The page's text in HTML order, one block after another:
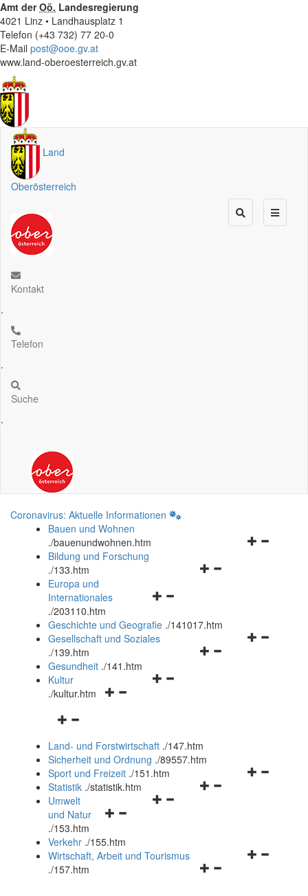
Amt derOö. Landesregierung
4021 Linz • Landhausplatz 1
Telefon (+43 732) 77 20-0
E-Mail post@ooe.gv.at
www.land-oberoesterreich.gv.at
Land
Oberösterreich
Kontakt
.
Telefon
.
Suche
.
Coronavirus: Aktuelle Informationen
Bauen und Wohnen
./bauenundwohnen.htm
Navigationsmenü
Bildung und Forschung
./133.htm
Navigationsmenü
und
schließen
Europa und
Internationales
./203110.htm
Geschichte und Geografie ./141017.htm
Navigationsmenü
Gesellschaft und Soziales
./139.htm
Navigationsmenü
Gesundheit ./141.htm
Navigationsmenü
Kultur
./kultur.htm
Navigationsmenü
und
schließen
Land- und Forstwirtschaft ./147.htm
Sicherheit und Ordnung ./89557.htm
Navigationsmenü
Sport und Freizeit ./151.htm
Navigationsmenü
Statistik ./statistik.htm
Navigationsmenü
und
schließen
Umwelt
und Natur
./153.htm
Verkehr ./155.htm
Navigationsmenü
Wirtschaft, Arbeit und Tourismus
./157.htm